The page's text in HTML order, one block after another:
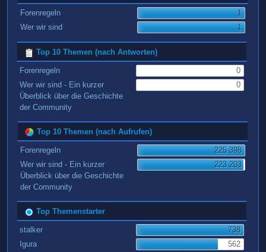
Forenregeln
1
Wer wir sind
1
Top 10 Themen (nach Antworten)
Forenregeln
0
Wer wir sind - Ein kurzer
Überblick über die Geschichte
der Community
0
Top 10 Themen (nach Aufrufen)
Forenregeln
225.398
Wer wir sind - Ein kurzer
Überblick über die Geschichte
der Community
223.203
Top Themenstarter
stalker
738
Igura
562